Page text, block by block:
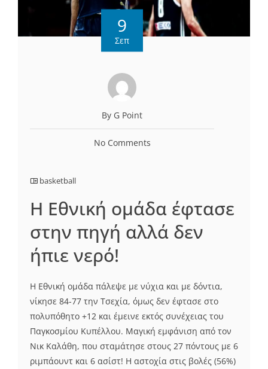
9
Σεπ
By G Point
No Comments
basketball
Η Εθνική ομάδα έφτασε
στην πηγή αλλά δεν
ήπιε νερό!
Η Εθνική ομάδα πάλεψε με νύχια και με δόντια,
νίκησε 84-77 την Τσεχία, όμως δεν έφτασε στο
πολυπόθητο +12 και έμεινε εκτός συνέχειας του
Παγκοσμίου Κυπέλλου. Μαγική εμφάνιση από τον
Νικ Καλάθη, που σταμάτησε στους 27 πόντους με 6
ριμπάουντ και 6 ασίστ! Η αστοχία στις βολές (56%)